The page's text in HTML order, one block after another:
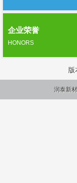
企业荣誉
HONORS
版
润泰新